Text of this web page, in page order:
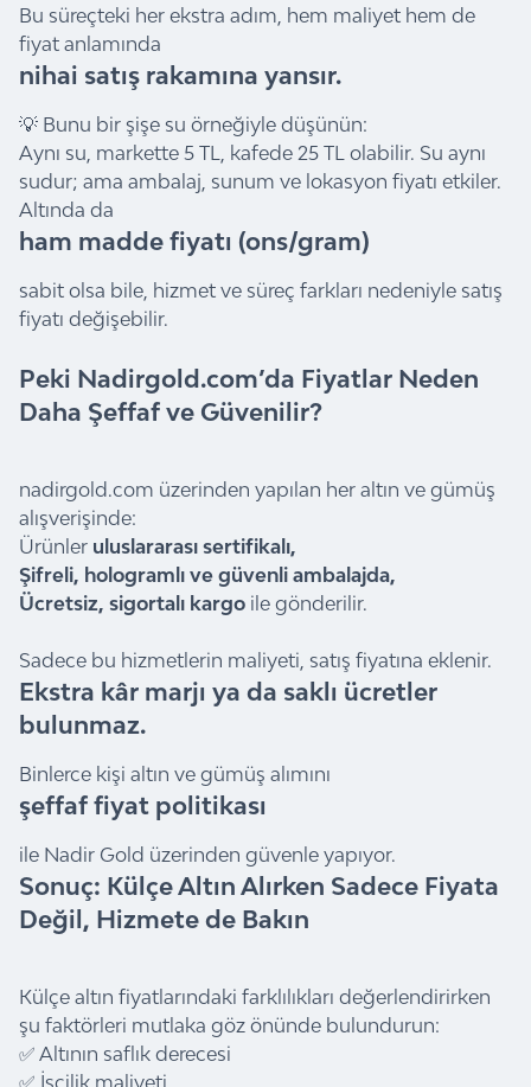
Bu süreçteki her ekstra adım, hem maliyet hem de
fiyat anlamında
nihai satış rakamına yansır.
💡 Bunu bir şişe su örneğiyle düşünün:
Aynı su, markette 5 TL, kafede 25 TL olabilir. Su aynı
sudur; ama ambalaj, sunum ve lokasyon fiyatı etkiler.
Altında da
ham madde fiyatı (ons/gram)
sabit olsa bile, hizmet ve süreç farkları nedeniyle satış
fiyatı değişebilir.
Peki Nadirgold.com’da Fiyatlar Neden
Daha Şeffaf ve Güvenilir?
nadirgold.com üzerinden yapılan her altın ve gümüş
alışverişinde:
Ürünler uluslararası sertifikalı,
Şifreli, hologramlı ve güvenli ambalajda,
Ücretsiz, sigortalı kargo ile gönderilir.
Sadece bu hizmetlerin maliyeti, satış fiyatına eklenir.
Ekstra kâr marjı ya da saklı ücretler
bulunmaz.
Binlerce kişi altın ve gümüş alımını
şeffaf fiyat politikası
ile Nadir Gold üzerinden güvenle yapıyor.
Sonuç: Külçe Altın Alırken Sadece Fiyata
Değil, Hizmete de Bakın
Külçe altın fiyatlarındaki farklılıkları değerlendirirken
şu faktörleri mutlaka göz önünde bulundurun:
✅ Altının saflık derecesi
✅ İşçilik maliyeti